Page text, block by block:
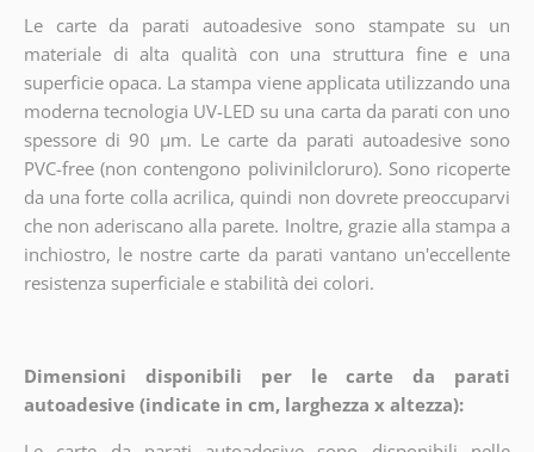
Le carte da parati autoadesive sono stampate su un
materiale di alta qualità con una struttura fine e una
superficie opaca. La stampa viene applicata utilizzando una
moderna tecnologia UV-LED su una carta da parati con uno
spessore di 90 µm. Le carte da parati autoadesive sono
PVC-free (non contengono polivinilcloruro). Sono ricoperte
da una forte colla acrilica, quindi non dovrete preoccuparvi
che non aderiscano alla parete. Inoltre, grazie alla stampa a
inchiostro, le nostre carte da parati vantano un'eccellente
resistenza superficiale e stabilità dei colori.
Dimensioni disponibili per le carte da parati
autoadesive (indicate in cm, larghezza x altezza):